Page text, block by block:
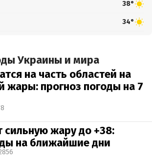
38°
34°
Украины и мира
на часть областей на
жары: прогноз погоды на 7
сильную жару до +38:
на ближайшие дни